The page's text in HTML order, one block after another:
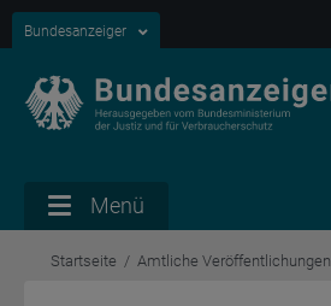
Bundesanzeiger
Menü
Startseite Amtliche Veröffentlichungen